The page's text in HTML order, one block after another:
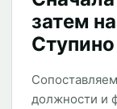
затем
Ступино
должности и